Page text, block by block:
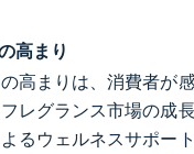
高まり
高まりは、消費者が
レグランス市場の成
るウェルネスサポー